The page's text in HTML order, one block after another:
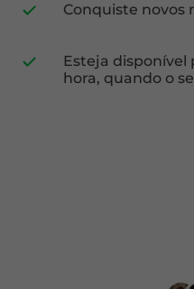
Conquiste novos
Esteja disponível
hora, quando o